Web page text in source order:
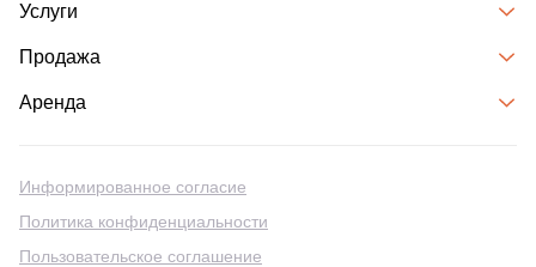
Услуги
Продажа
Аренда
Информированное согласие
Политика конфиденциальности
Пользовательское соглашение